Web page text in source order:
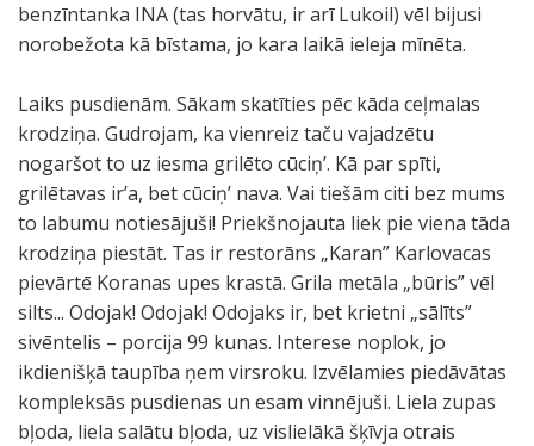
benzīntanka INA (tas horvātu, ir arī Lukoil) vēl bijusi
norobežota kā bīstama, jo kara laikā ieleja mīnēta.
Laiks pusdienām. Sākam skatīties pēc kāda ceļmalas
krodziņa. Gudrojam, ka vienreiz taču vajadzētu
nogaršot to uz iesma grilēto cūciņ’. Kā par spīti,
grilētavas ir’a, bet cūciņ’ nava. Vai tiešām citi bez mums
to labumu notiesājuši! Priekšnojauta liek pie viena tāda
krodziņa piestāt. Tas ir restorāns „Karan” Karlovacas
pievārtē Koranas upes krastā. Grila metāla „būris” vēl
silts... Odojak! Odojak! Odojaks ir, bet krietni „sālīts”
sivēntelis – porcija 99 kunas. Interese noplok, jo
ikdienišķā taupība ņem virsroku. Izvēlamies piedāvātas
kompleksās pusdienas un esam vinnējuši. Liela zupas
bļoda, liela salātu bļoda, uz vislielākā šķīvja otrais